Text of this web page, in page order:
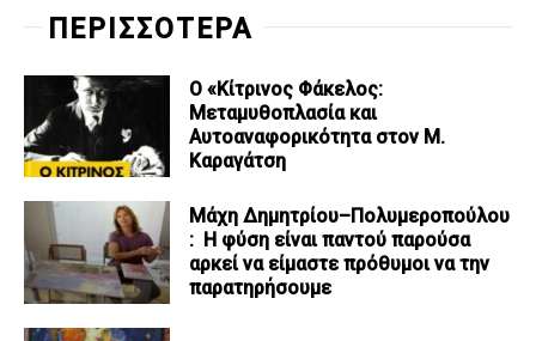
ΠΕΡΙΣΣΟΤΕΡΑ
Ο «Κίτρινος Φάκελος:
Μεταμυθοπλασία και
Αυτοαναφορικότητα στον Μ.
Καραγάτση
Μάχη Δημητρίου–Πολυμεροπούλου
: Η φύση είναι παντού παρούσα
αρκεί να είμαστε πρόθυμοι να την
παρατηρήσουμε